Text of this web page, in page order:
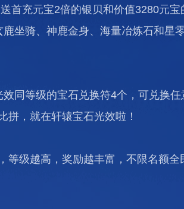
首充元宝2倍的银贝和价值3280元宝
坐骑、神鹿金身、海量冶炼石和星
同等级的宝石兑换符4个，可兑换任
，就在轩辕宝石光效啦！
级越高，奖励越丰富，不限名额全